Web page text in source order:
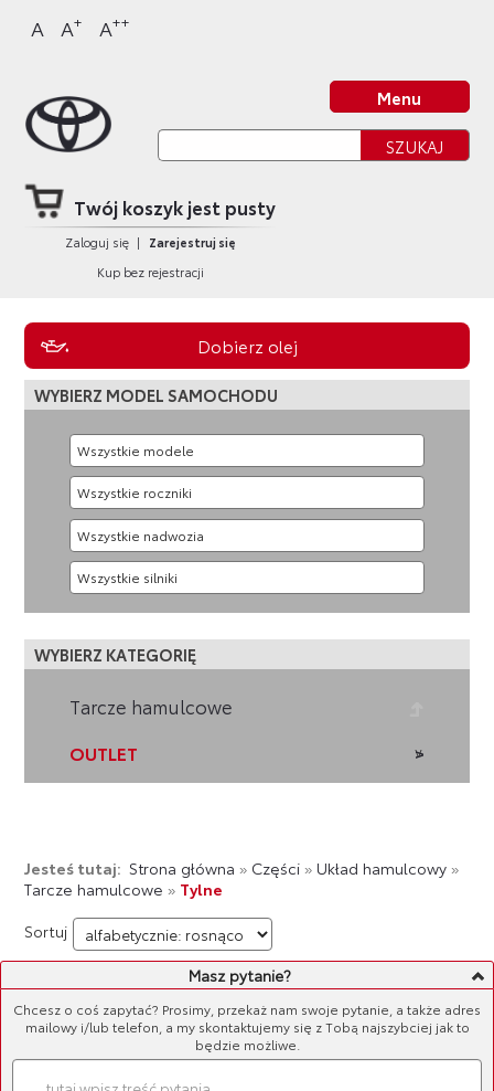
Sklep Toyota
do
nagłówka
do
bocznego
do
głównej
do
stopki
A A+ A++
Menu
Twój koszyk jest pusty
Zaloguj się |
Zarejestruj się
Kup bez rejestracji
Dobierz olej
WYBIERZ MODEL SAMOCHODU
WYBIERZ KATEGORIĘ
Tarcze hamulcowe
OUTLET
Jesteś tutaj: Strona główna » Części» Układ hamulcowy»
Tarcze hamulcowe » Tylne
Sortuj
LISTA PRODUKTÓWMasz pytanie?
Chcesz o coś zapytać? Prosimy, przekaż nam swoje pytanie, a także adres
mailowy i/lub telefon, a my skontaktujemy się z Tobą najszybciej jak to
będzie możliwe.